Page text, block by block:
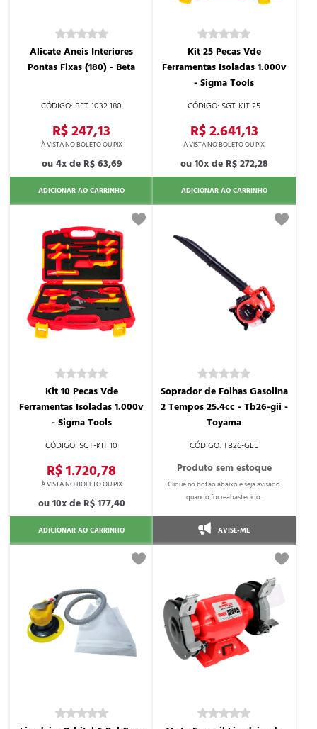
BET-1032 180
Alicate Aneis Interiores
Pontas Fixas (180) - Beta
R$ 247,13
4x de R$ 63,69
ADICIONAR AO CARRINHO
SGT-KIT 25
Kit 25 Pecas Vde
Ferramentas Isoladas 1.000v
- Sigma Tools
R$ 2.641,13
10x de R$ 272,28
ADICIONAR AO CARRINHO
SGT-KIT 10
Kit 10 Pecas Vde
Ferramentas Isoladas 1.000v
- Sigma Tools
R$ 1.720,78
10x de R$ 177,40
ADICIONAR AO CARRINHO
TB26-GLL
Soprador de Folhas Gasolina
2 Tempos 25.4cc - Tb26-gii -
Toyama
AVISE-ME